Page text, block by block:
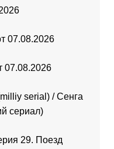
07.08.2026
07.08.2026
serial) / Сенга
сериал)
29. Поезд